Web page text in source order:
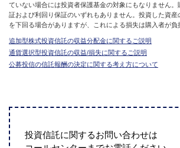
ていない場合には投資者保護基金の対象にもなりません
証および利回り保証のいずれもありません。投資した資
を下回る場合がありますが、これによる損失は購入者が負
追加型株式投資信託の収益分配金に関するご説明
通貨選択型投資信託の収益/損失に関するご説明
公募投信の信託報酬の決定に関する考え方について
投資信託に関するお問い合わせは